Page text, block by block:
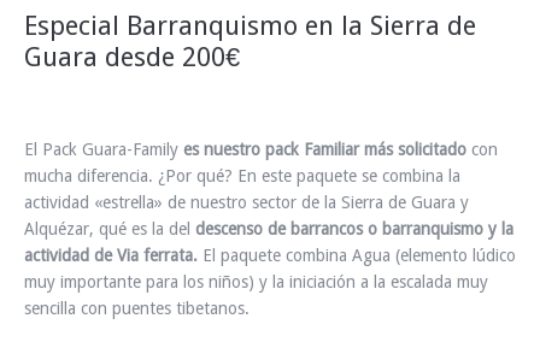
Especial Barranquismo en la Sierra de
Guara desde 200€
El Pack Guara-Family es nuestro pack Familiar más solicitado con
mucha diferencia. ¿Por qué? En este paquete se combina la
actividad «estrella» de nuestro sector de la Sierra de Guara y
Alquézar, qué es la del descenso de barrancos o barranquismo y la
actividad de Via ferrata. El paquete combina Agua (elemento lúdico
muy importante para los niños) y la iniciación a la escalada muy
sencilla con puentes tibetanos.